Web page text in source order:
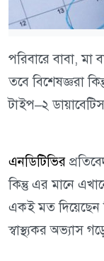
পরিবারে বাবা,
তবে বিশেষজ্ঞরা
টাইপ–২
এনডিটিভির
কিন্তু এর মানে
একই মত দিয়েছেন
স্বাস্থ্যকর অভ্যাস